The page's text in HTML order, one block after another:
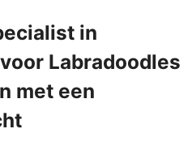
in
Labradoodles
met een